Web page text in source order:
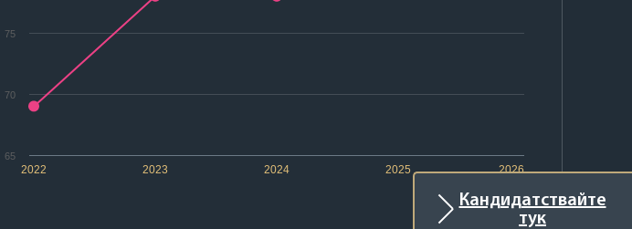
Кандидатствайте
тук
2022 2023 2024 2025 2026
70
65
75